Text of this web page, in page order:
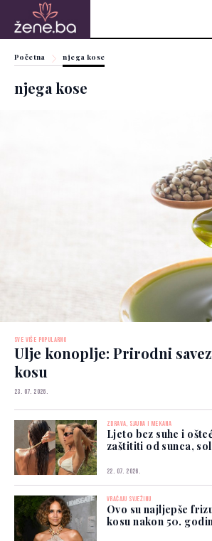
Početna njega kose
njega kose
SVE VIŠE POPULARNO
Ulje konoplje: Prirodni
kosu
23. 07. 2026.
ZDRAVA, SJAJNA I MEKANA
Ljeto bez suhe i
zaštititi od sunca,
22. 07. 2026.
VRAĆAJU SVJEŽINU
Ovo su najljepše
kosu nakon 50.